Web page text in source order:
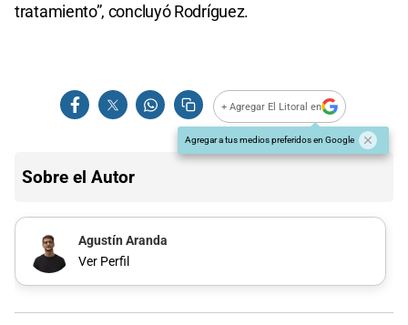
tratamiento”, concluyó Rodríguez.
+ Agregar El Litoral en
Agregar a tus medios preferidos en Google
Sobre el Autor
Agustín Aranda
Ver Perfil